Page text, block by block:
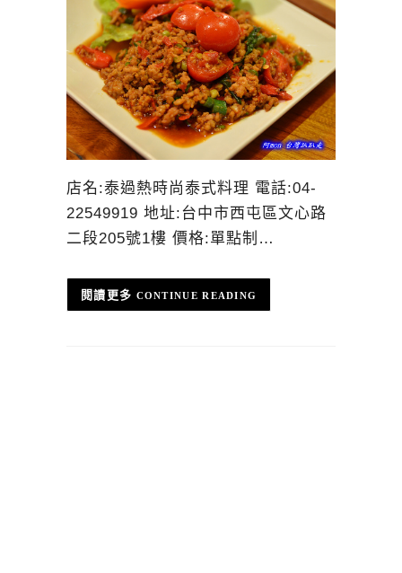
店名:泰過熱時尚泰式料理 電話:04-
22549919 地址:台中市西屯區文心路
二段205號1樓 價格:單點制…
CONTINUE READING